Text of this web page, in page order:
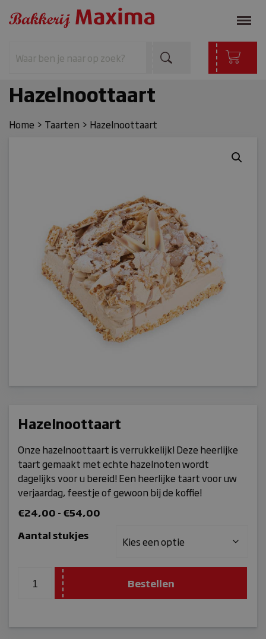
Hazelnoottaart
Home > Taarten > Hazelnoottaart
Hazelnoottaart
Onze hazelnoottaart is verrukkelijk! Deze heerlijke
taart gemaakt met echte hazelnoten wordt
dagelijks voor u bereid! Een heerlijke taart voor uw
verjaardag, feestje of gewoon bij de koffie!
€24,00 - €54,00
Aantal stukjes
Bestellen